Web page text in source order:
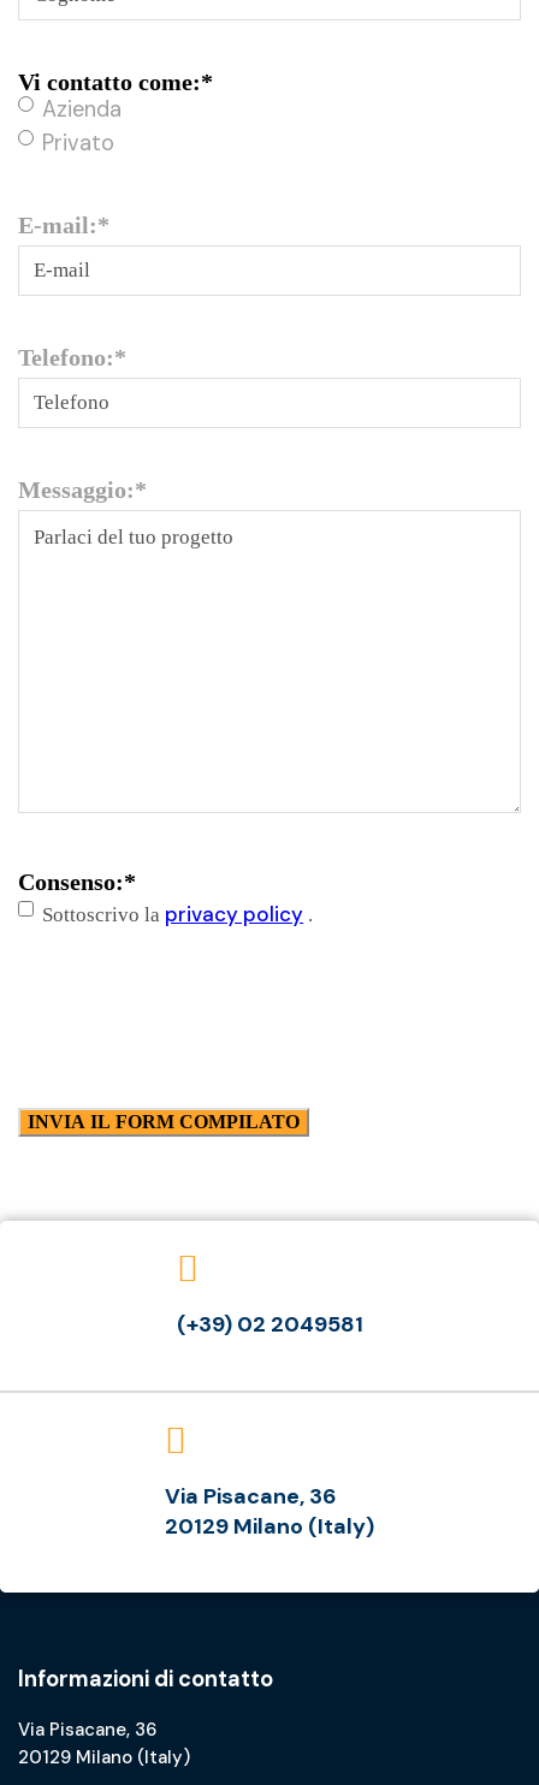
Vi contatto come:*
Azienda
Privato
E-mail:*
Telefono:*
Messaggio:*
Consenso:*
Sottoscrivo la privacy policy .
(+39) 02 2049581
Via Pisacane, 36
20129 Milano (Italy)
Informazioni di contatto
Via Pisacane, 36
20129 Milano (Italy)